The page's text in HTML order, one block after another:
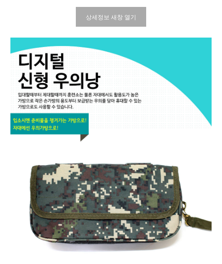
상세정보 새창 열기